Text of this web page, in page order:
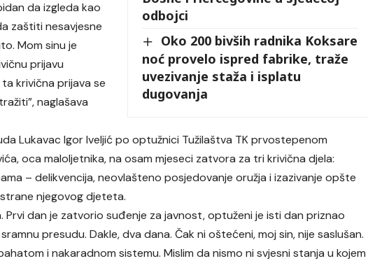
odbojci
Oko 200 bivših radnika Koksare
noć provelo ispred fabrike, traže
uvezivanje staža i isplatu
dugovanja
da izgleda kao
zaštiti nesavjesne
Mom sinu je
prijavu
krivična prijava se
naglašava
Lukavac Igor Iveljić po optužnici Tužilaštva TK prvostepenom
oca maloljetnika, na osam mjeseci zatvora za tri krivična djela:
– delikvencija, neovlašteno posjedovanje oružja i izazivanje opšte
njegovog djeteta.
Prvi dan je zatvorio suđenje za javnost, optuženi je isti dan priznao
presudu. Dakle, dva dana. Čak ni oštećeni, moj sin, nije saslušan.
i nakaradnom sistemu. Mislim da nismo ni svjesni stanja u kojem